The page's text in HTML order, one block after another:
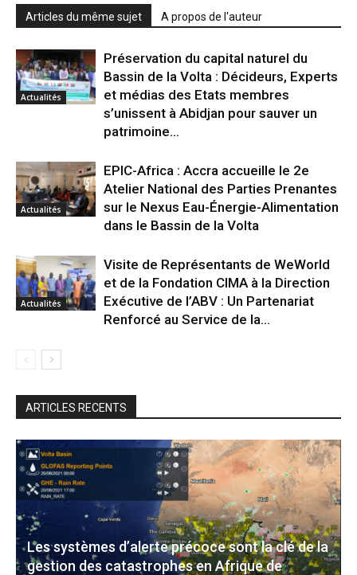
Articles du même sujet A propos de l'auteur
Actualités
Préservation du capital naturel du
Bassin de la Volta : Décideurs, Experts
et médias des Etats membres
s’unissent à Abidjan pour sauver un
patrimoine...
Actualités
EPIC-Africa : Accra accueille le 2e
Atelier National des Parties Prenantes
sur le Nexus Eau-Énergie-Alimentation
dans le Bassin de la Volta
Actualités
Visite de Représentants de WeWorld
et de la Fondation CIMA à la Direction
Exécutive de l’ABV : Un Partenariat
Renforcé au Service de la...
ARTICLES RECENTS
Les systèmes d’alerte précoce sont la clé de la
gestion des catastrophes en Afrique de